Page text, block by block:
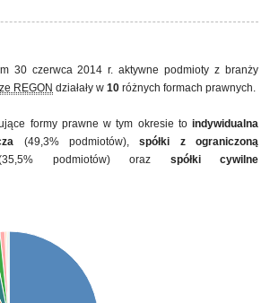
30 czerwca 2014 r. aktywne podmioty z branży
REGON działały w 10 różnych formach prawnych.
formy prawne w tym okresie to indywidualna
(49,3% podmiotów),spółki z ograniczoną
podmiotów) oraz spółki cywilne